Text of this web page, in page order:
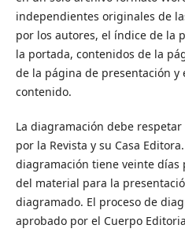
independientes originales de
por los autores, el índice de la
la portada, contenidos de la
de la página de presentación y
contenido.
La diagramación debe
por la Revista y su Casa
diagramación tiene veinte
del material para la
diagramado. El proceso de
aprobado por el Cuerpo